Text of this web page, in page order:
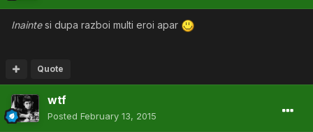
Inaintesi dupa razboi multi eroi apar
Quote
wtf
Posted February 13, 2015